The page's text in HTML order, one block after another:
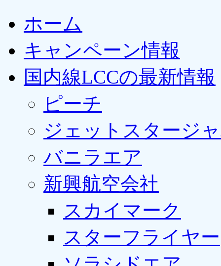
ホーム
キャンペーン情報
国内線LCCの最新情報
ピーチ
ジェットスタージ
バニラエア
新興航空会社
スカイマーク
スターフライヤー